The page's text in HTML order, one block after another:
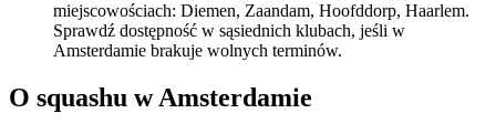
miejscowościach: Diemen, Zaandam, Hoofddorp, Haarlem.
Sprawdź dostępność w sąsiednich klubach, jeśli w
Amsterdamie brakuje wolnych terminów.
O squashu w Amsterdamie